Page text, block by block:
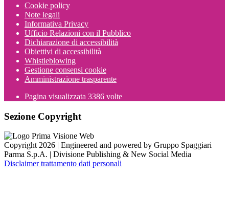
Cookie policy
Note legali
Informativa Privacy
Ufficio Relazioni con il Pubblico
Dichiarazione di accessibilità
Obiettivi di accessibilità
Whistleblowing
Gestione consensi cookie
Amministrazione trasparente
Pagina visualizzata 3386 volte
Sezione Copyright
Copyright 2026 | Engineered and powered by Gruppo Spaggiari
Parma S.p.A. | Divisione Publishing & New Social Media
Disclaimer trattamento dati personali